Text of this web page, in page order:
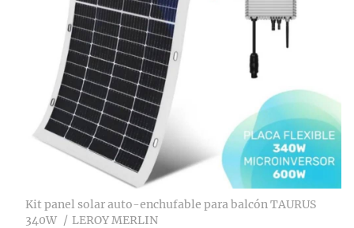
Kit panel solar auto-enchufable para balcón TAURUS
340W
LEROY MERLIN